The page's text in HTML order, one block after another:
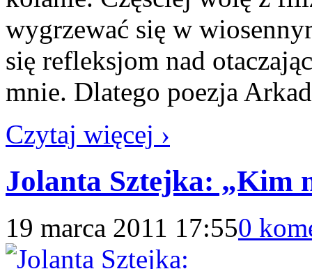
wygrzewać się w
się refleksjom nad
mnie. Dlatego poezja
Czytaj więcej ›
Jolanta Sztejka: „Kim
19 marca 2011 17:550